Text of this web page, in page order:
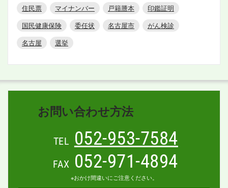
住民票 マイナンバー 戸籍謄本
印鑑証明
国民健康保険
委任状 名古屋市
がん検診
名古屋
選挙
お問い合わせ方法
TEL 052-953-7584
FAX 052-971-4894
※おかけ間違いにご注意ください。